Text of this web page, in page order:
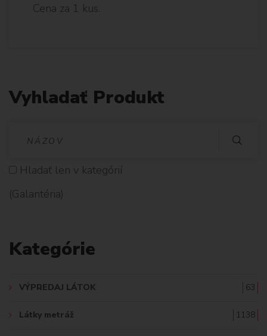
Cena za 1 kus.
Vyhladať Produkt
D
Hladať len v kategórií
(Galantéria)
Kategórie
VÝPREDAJ LÁTOK 63
Látky metráž 1138